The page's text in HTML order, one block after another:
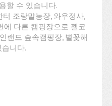
할 수 있습니다.
조랑말농장, 와우정사,
에 다른 캠핑장으로 젤코
랜드 숲속캠핑장, 별꽃해
니다.